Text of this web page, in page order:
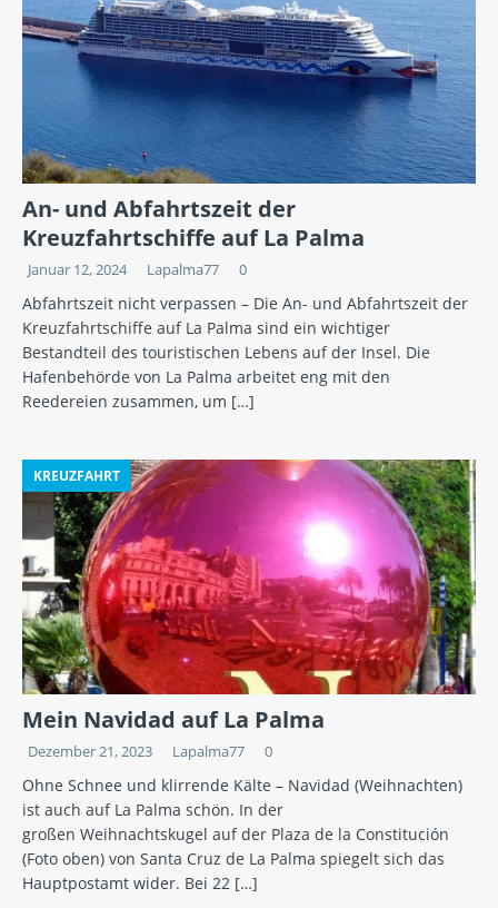
An- und Abfahrtszeit der
Kreuzfahrtschiffe auf La Palma
Januar 12, 2024 Lapalma77 0
Abfahrtszeit nicht verpassen – Die An- und Abfahrtszeit der
Kreuzfahrtschiffe auf La Palma sind ein wichtiger
Bestandteil des touristischen Lebens auf der Insel. Die
Hafenbehörde von La Palma arbeitet eng mit den
Reedereien zusammen, um […]
KREUZFAHRT
Mein Navidad auf La Palma
Dezember 21, 2023 Lapalma77 0
Ohne Schnee und klirrende Kälte – Navidad (Weihnachten)
ist auch auf La Palma schön. In der
großen Weihnachtskugel auf der Plaza de la Constitución
(Foto oben) von Santa Cruz de La Palma spiegelt sich das
Hauptpostamt wider. Bei 22 […]